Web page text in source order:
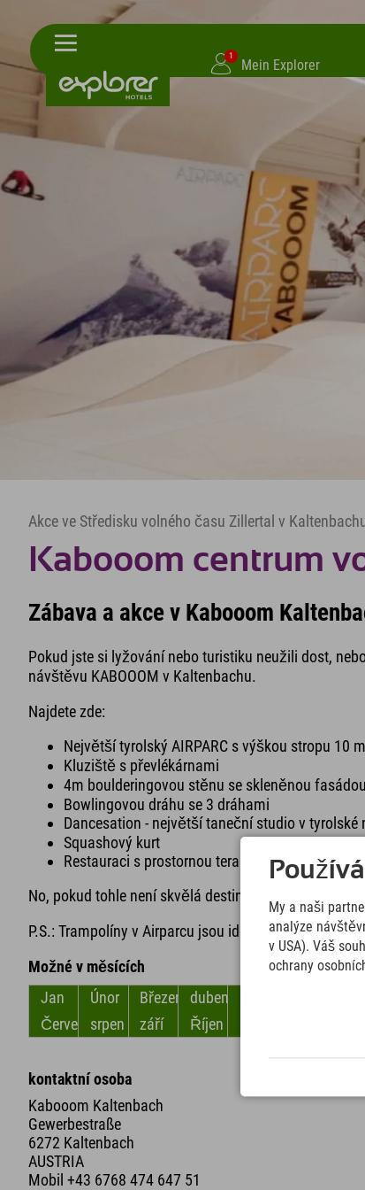
1
Mein Explorer
Akce ve Středisku volného času Zillertal v
Kabooom centrum
Zábava a akce v Kabooom
Pokud jste si lyžování nebo turistiku neužili dost,
návštěvu KABOOOM v Kaltenbachu.
Najdete zde:
Největší tyrolský AIRPARC s výškou stropu 10 m
Kluziště s převlékárnami
4m boulderingovou stěnu se skleněnou fasádou
Bowlingovou dráhu se 3 dráhami
Dancesation - největší taneční studio v tyrolské
Squashový kurt
Restauraci s prostornou terasou a barem
No, pokud tohle není skvělá destinace pro celou
P.S.: Trampolíny v Airparcu jsou ideální pro
Možné v měsících
Jan
Únor Březen duben
Červenecsrpen září Říjen
kontaktní osoba
Kabooom Kaltenbach
Gewerbestraße
6272 Kaltenbach
AUSTRIA
Mobil +43 6768 474 647 51
My a naši
analýze
v USA). Váš
ochrany